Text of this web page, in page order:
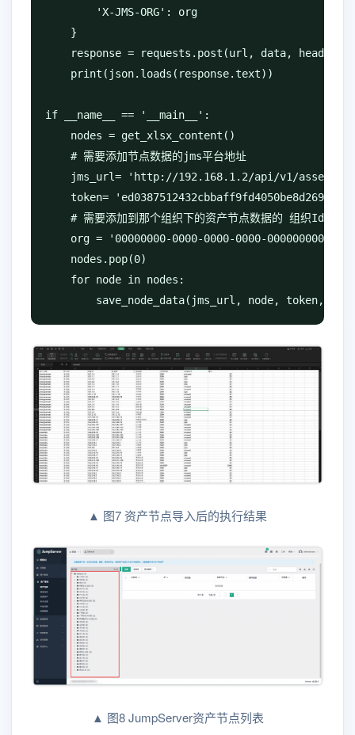
        'X-JMS-ORG': org
    }
response = requests.post(url, data,
    print(json.loads(response.text))
if __name__ == '__main__':
    nodes = get_xlsx_content()
    # 需要添加节点数据的jms平台地址
jms_url= 'http://192.168.1.2/api/v1/assets/
token=
    # 需要添加到那个组织下的资产节点数据的 组织Id
    org = '00000000-0000-0000-0000-000000000002'
    nodes.pop(0)
    for node in nodes:
▲ 图7 资产节点导入后的执行结果
▲ 图8 JumpServer资产节点列表